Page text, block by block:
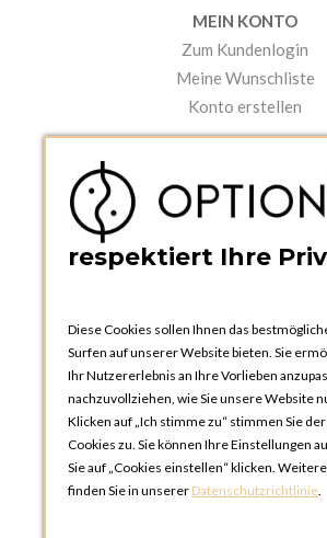
MEIN KONTO
Zum Kundenlogin
Meine Wunschliste
Konto erstellen
Kataloge und
OPTIONS ZÜRICH
Steinackerstrasse 55,
8302 Kloten
SCHWEIZ
respektiert Ihre
Diese Cookies sollen Ihnen das
Surfen auf unserer Website bieten. Sie
Ihr Nutzererlebnis an Ihre Vorlieben
nachzuvollziehen, wie Sie unsere Website
Klicken auf „Ich stimme zu“ stimmen Sie
Cookies zu. Sie können Ihre Einstellungen
Sie auf „Cookies einstellen“ klicken.
finden Sie in unserer Datenschutzrichtlinie.